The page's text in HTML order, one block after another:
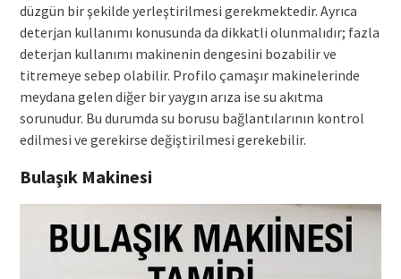
düzgün bir şekilde yerleştirilmesi gerekmektedir. Ayrıca
deterjan kullanımı konusunda da dikkatli olunmalıdır; fazla
deterjan kullanımı makinenin dengesini bozabilir ve
titremeye sebep olabilir. Profilo çamaşır makinelerinde
meydana gelen diğer bir yaygın arıza ise su akıtma
sorunudur. Bu durumda su borusu bağlantılarının kontrol
edilmesi ve gerekirse değiştirilmesi gerekebilir.
Bulaşık Makinesi